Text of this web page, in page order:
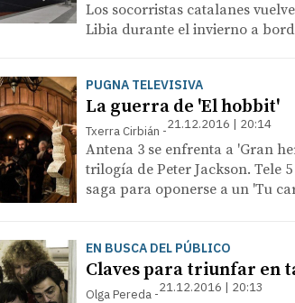
Los socorristas catalanes
Libia durante el invierno a
PUGNA TELEVISIVA
La guerra de 'El hobbit'
Txerra Cirbián 21.12.2016 | 20:14
Antena 3 se enfrenta a 'Gran
trilogía de Peter Jackson. Tele
saga para oponerse a un 'Tu
EN BUSCA DEL PÚBLICO
Claves para triunfar en
Olga Pereda 21.12.2016 | 20:13